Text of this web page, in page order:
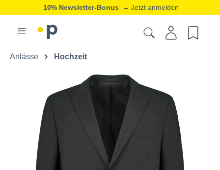
10% Newsletter-Bonus → Jetzt anmelden
Anlässe Hochzeit